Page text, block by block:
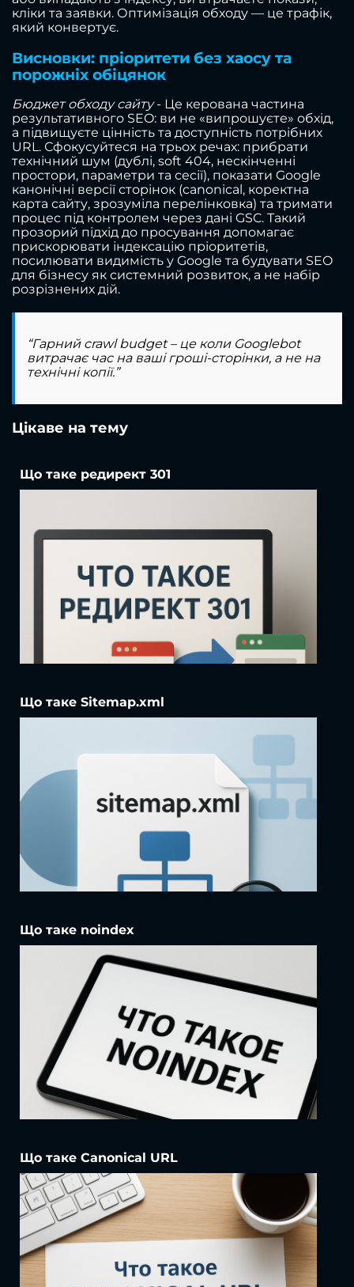
кліки та заявки. Оптимізація обходу — це трафік,
який конвертує.
Висновки: пріоритети без хаосу та
порожніх обіцянок
Бюджет обходу сайту- Це керована частина
результативного SEO: ви не «випрошуєте» обхід,
а підвищуєте цінність та доступність потрібних
URL. Сфокусуйтеся на трьох речах: прибрати
технічний шум (дублі, soft 404, нескінченні
простори, параметри та сесії), показати Google
канонічні версії сторінок (canonical, коректна
карта сайту, зрозуміла перелінковка) та тримати
процес під контролем через дані GSC. Такий
прозорий підхід до просування допомагає
прискорювати індексацію пріоритетів,
посилювати видимість у Google та будувати SEO
для бізнесу як системний розвиток, а не набір
розрізнених дій.
“Гарний crawl budget – це коли Googlebot
витрачає час на ваші гроші-сторінки, а не на
технічні копії.”
Цікаве на тему
Що таке редирект 301
Що таке Sitemap.xml
Що таке noindex
Що таке Canonical URL